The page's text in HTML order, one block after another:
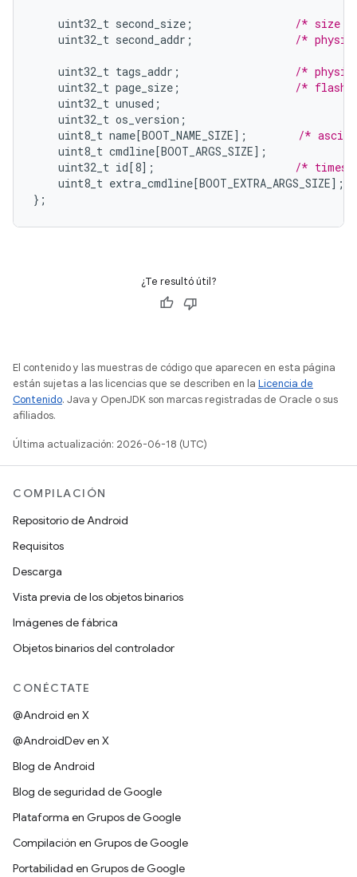
uint32_t second_size ;
/* size
uint32_t second_addr ; /*
uint32_t tags_addr ;
/*
uint32_t page_size ;
/* flash
uint32_t unused ;
uint32_t os_version ;
uint8_t name[BOOT_NAME_SIZE] ;
/* asciiz
uint8_t cmdline[BOOT_ARGS_SIZE] ;
uint32_t id[8] ;
/*
uint8_t extra_cmdline[BOOT_EXTRA_ARGS_SIZE] ;
} ;
¿Te resultó útil?
El contenido y las muestras de código que aparecen en esta página
están sujetas a las licencias que se describen en la Licencia de
Contenido. Java y OpenJDK son marcas registradas de Oracle o sus
afiliados.
Última actualización: 2026-06-18 (UTC)
COMPILACIÓN
Repositorio de Android
Requisitos
Descarga
Vista previa de los objetos binarios
Imágenes de fábrica
Objetos binarios del controlador
CONÉCTATE
@Android en X
@AndroidDev en X
Blog de Android
Blog de seguridad de Google
Plataforma en Grupos de Google
Compilación en Grupos de Google
Portabilidad en Grupos de Google